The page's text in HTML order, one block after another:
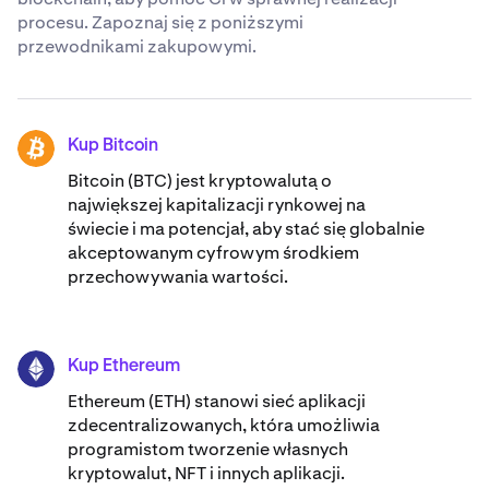
procesu. Zapoznaj się z poniższymi
przewodnikami zakupowymi.
BTC Kup Bitcoin
Bitcoin (BTC) jest kryptowalutą o
największej kapitalizacji rynkowej na
świecie i ma potencjał, aby stać się globalnie
akceptowanym cyfrowym środkiem
przechowywania wartości.
ETH Kup Ethereum
Ethereum (ETH) stanowi sieć aplikacji
zdecentralizowanych, która umożliwia
programistom tworzenie własnych
kryptowalut, NFT i innych aplikacji.